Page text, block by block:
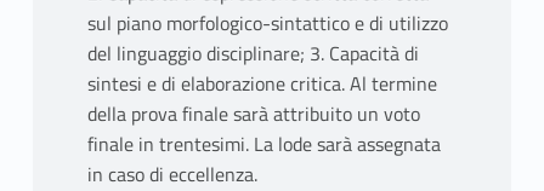
sul piano morfologico-sintattico e di utilizzo
del linguaggio disciplinare; 3. Capacità di
sintesi e di elaborazione critica. Al termine
della prova finale sarà attribuito un voto
finale in trentesimi. La lode sarà assegnata
in caso di eccellenza.